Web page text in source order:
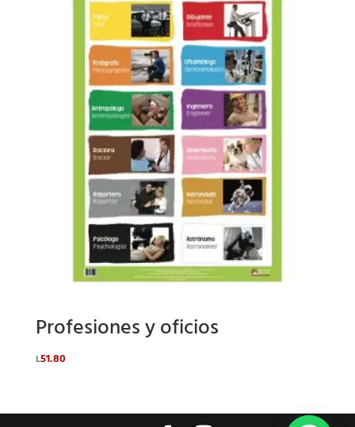
Profesiones y oficios
L51.80